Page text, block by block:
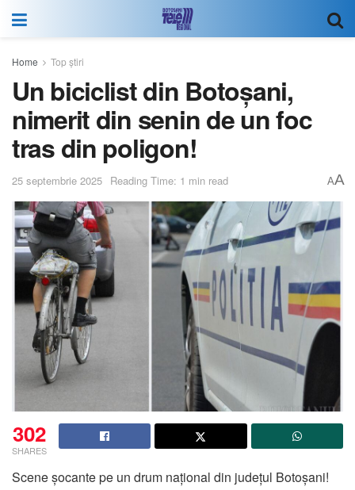
Home Top știri
Un biciclist din Botoșani,
nimerit din senin de un foc
tras din poligon!
25 septembrie 2025 Reading Time: 1 min read AA
302
SHARES
Scene șocante pe un drum național din județul Botoșani!